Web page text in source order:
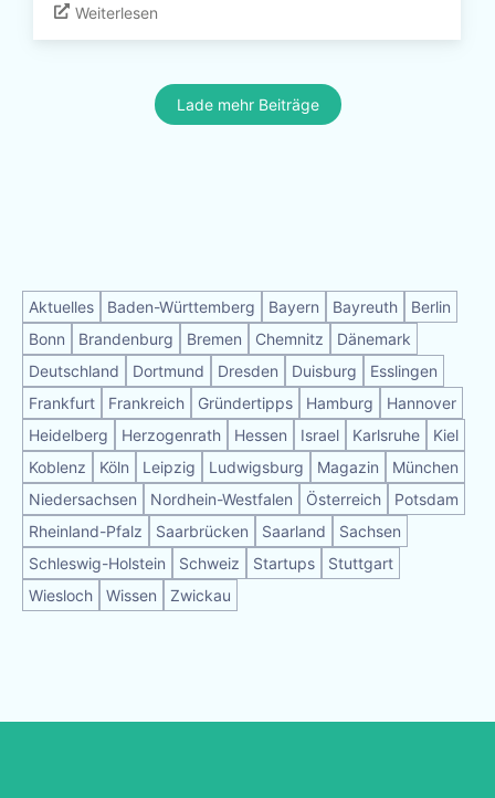
Weiterlesen
Lade mehr Beiträge
Aktuelles Baden-Württemberg Bayern Bayreuth
Berlin
Bonn
Brandenburg Bremen Chemnitz
Dänemark
Deutschland
Dortmund Dresden Duisburg
Esslingen
Frankfurt
Frankreich Gründertipps Hamburg
Hannover
Heidelberg
Herzogenrath Hessen Israel Karlsruhe
Kiel
Koblenz
Köln Leipzig Ludwigsburg Magazin
München
Niedersachsen
Nordhein-Westfalen Österreich
Potsdam
Rheinland-Pfalz
Saarbrücken Saarland
Sachsen
Schleswig-Holstein
Schweiz Startups
Stuttgart
Wiesloch
Wissen Zwickau